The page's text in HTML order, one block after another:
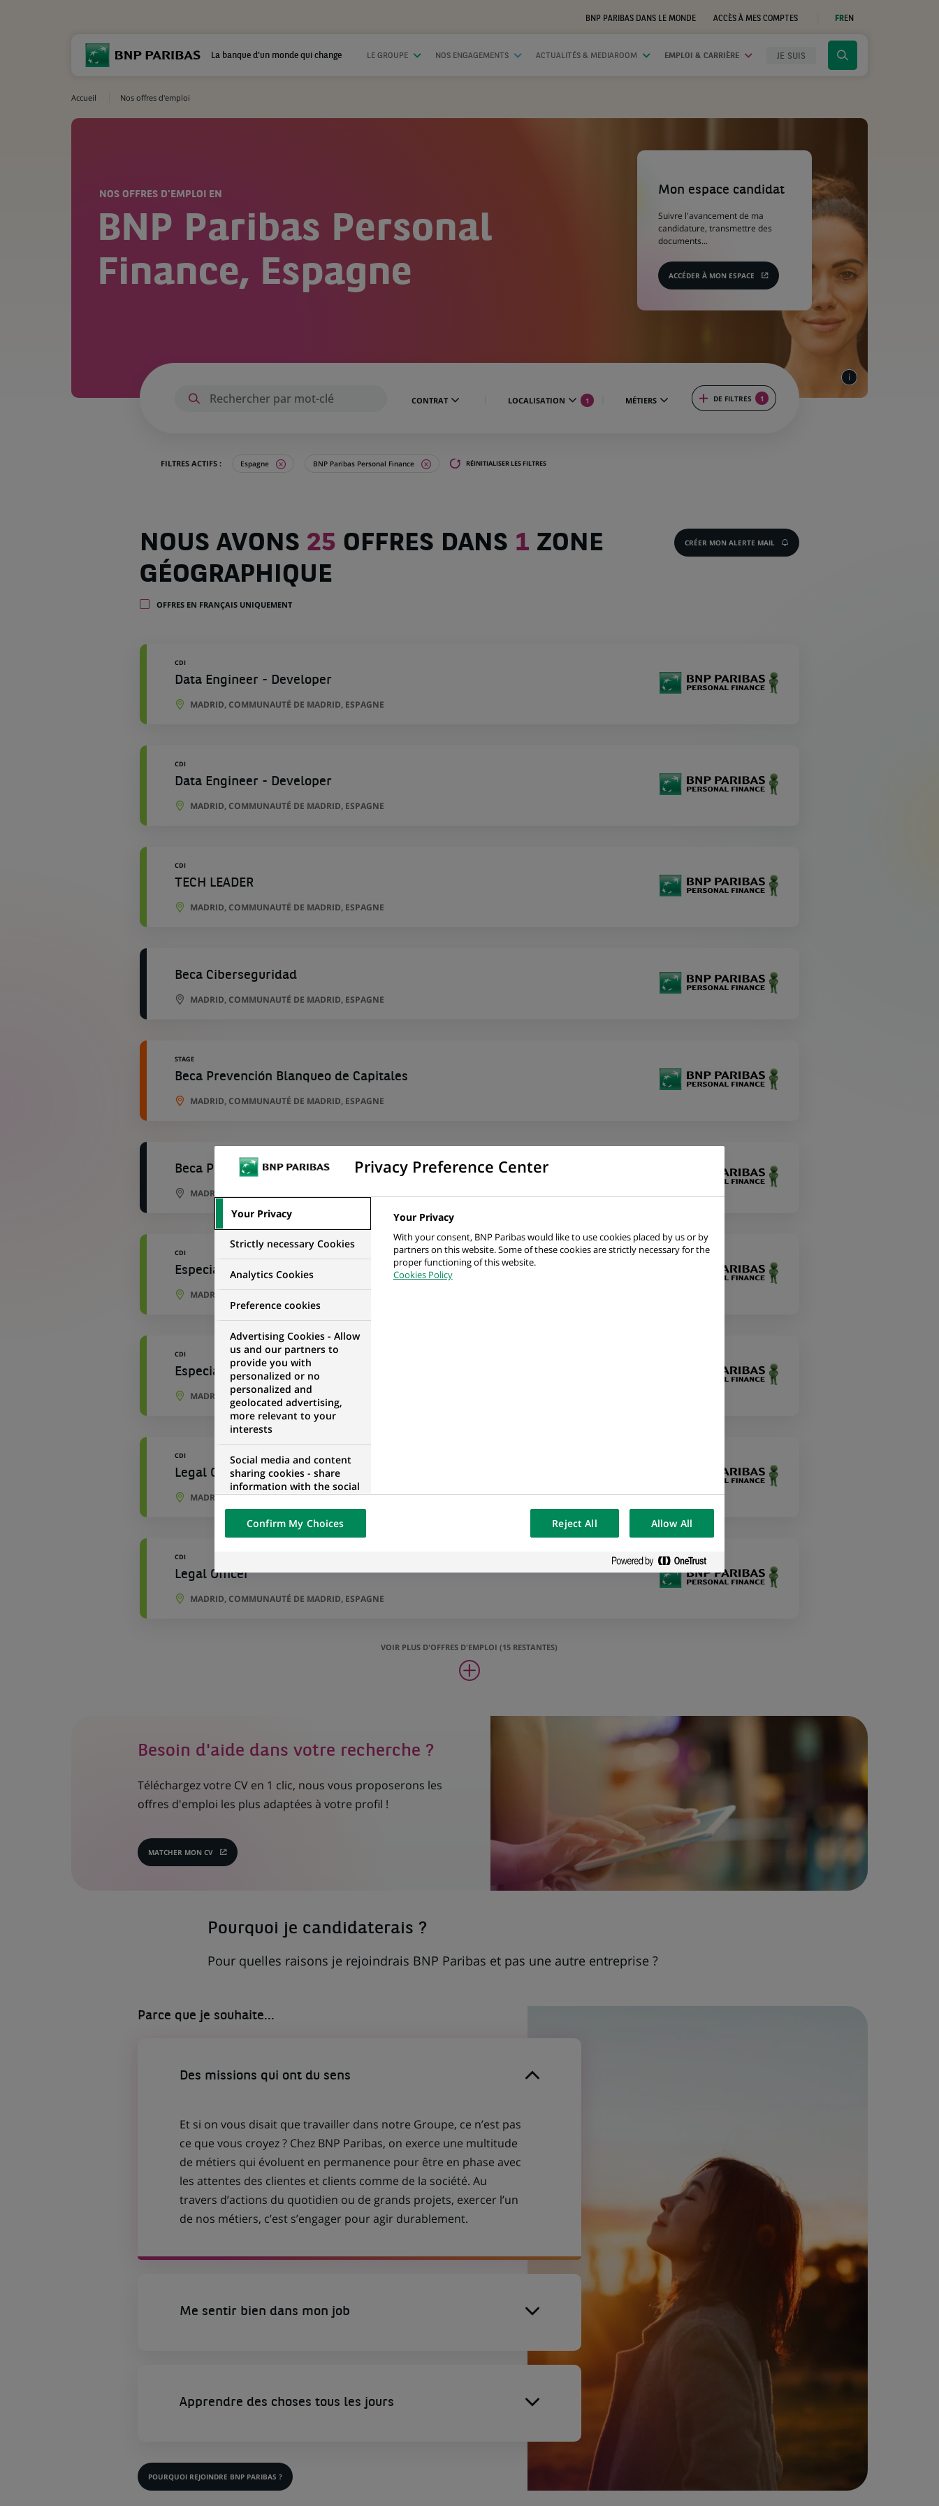
BNP PARIBAS DANS LE MONDE
ACCÈS À MES COMPTES
DANS
UN
FREN
La banque d'un monde qui change LE GROUPE NOS ENGAGEMENTS ACTUALITÉS & MEDIAROOM EMPLOI & CARRIÈRE JE SUIS
Cliquer
moteur
Accueil Nos offres d'emploi
NOS OFFRES D'EMPLOI EN
BNP Paribas Personal
Finance, Espagne
Mon espace candidat
Suivre l'avancement de ma
candidature, transmettre des
documents...
ACCÉDER À MON ESPACE
(Ce
s'ouvre
dans
nouvel
onglet)
CONTRAT LOCALISATION 1 MÉTIERS DE FILTRES 1
FILTRES ACTIFS : Espagne BNP Paribas Personal Finance RÉINITIALISER LES FILTRES
Nous
avons
25
offres
1
NOUS AVONS 25 OFFRES DANS 1 ZONE
GÉOGRAPHIQUE
CRÉER MON ALERTE MAIL
OFFRES EN FRANÇAIS UNIQUEMENT
CDI
Data Engineer - Developer
MADRID, COMMUNAUTÉ DE MADRID, ESPAGNE
CDI
Data Engineer - Developer
MADRID, COMMUNAUTÉ DE MADRID, ESPAGNE
CDI
TECH LEADER
MADRID, COMMUNAUTÉ DE MADRID, ESPAGNE
Beca Ciberseguridad
MADRID, COMMUNAUTÉ DE MADRID, ESPAGNE
STAGE
Beca Prevención Blanqueo de Capitales
MADRID, COMMUNAUTÉ DE MADRID, ESPAGNE
Beca Prevención Blanqueo de Capitales
MADRID, COMMUNAUTÉ DE MADRID, ESPAGNE
CDI
Especialista Reporting Regulatory
MADRID, COMMUNAUTÉ DE MADRID, ESPAGNE
CDI
Especialista Reporting Regulatory
MADRID, COMMUNAUTÉ DE MADRID, ESPAGNE
CDI
Legal Officer
MADRID, COMMUNAUTÉ DE MADRID, ESPAGNE
CDI
Legal Officer
MADRID, COMMUNAUTÉ DE MADRID, ESPAGNE
VOIR PLUS D'OFFRES D'EMPLOI (15 RESTANTES)
Besoin d'aide dans votre recherche ?
Téléchargez votre CV en 1 clic, nous vous proposerons les
offres d'emploi les plus adaptées à votre profil !
MATCHER MON CV
(CE
Pourquoi je candidaterais ?
Pour quelles raisons je rejoindrais BNP Paribas et pas une autre entreprise ?
Parce que je souhaite...
Des missions qui ont du sens
Et si on vous disait que travailler dans notre Groupe, ce n’est pas
ce que vous croyez ? Chez BNP Paribas, on exerce une multitude
de métiers qui évoluent en permanence pour être en phase avec
les attentes des clientes et clients comme de la société. Au
travers d’actions du quotidien ou de grands projets, exercer l’un
de nos métiers, c’est s’engager pour agir durablement.
Me sentir bien dans mon job
Apprendre des choses tous les jours
POURQUOI REJOINDRE BNP PARIBAS ?
Privacy Preference Center
Your Privacy
Strictly necessary Cookies
Analytics Cookies
Preference cookies
Advertising Cookies - Allow
us and our partners to
provide you with
personalized or no
personalized and
geolocated advertising,
more relevant to your
interests
Social media and content
sharing cookies - share
information with the social
networks and propose the
visualization on our website
of the content hosted on a
external website.
Your Privacy
With your consent, BNP Paribas would like to use cookies placed by us or by
partners on this website. Some of these cookies are strictly necessary for the
proper functioning of this website.
Cookies Policy
Confirm My Choices Reject All Allow All